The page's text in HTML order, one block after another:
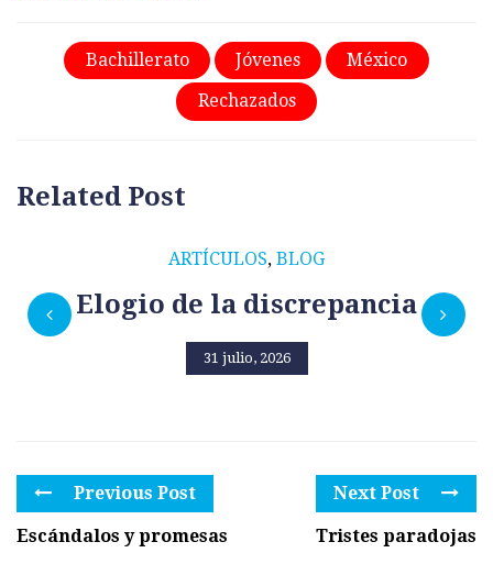
Bachillerato Jóvenes
México
Rechazados
Related Post
ARTÍCULOS, BLOG
Elogio de la discrepancia
31 julio, 2026
Previous Post
Escándalos y promesas
Next Post
Tristes paradojas